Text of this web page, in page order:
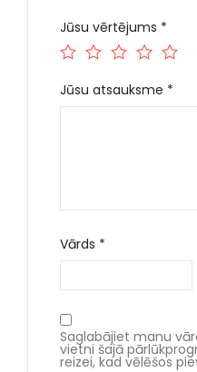
Jūsu vērtējums *
Jūsu atsauksme *
Vārds *
Saglabājiet manu
vietni šajā
reizei, kad vēlēšos